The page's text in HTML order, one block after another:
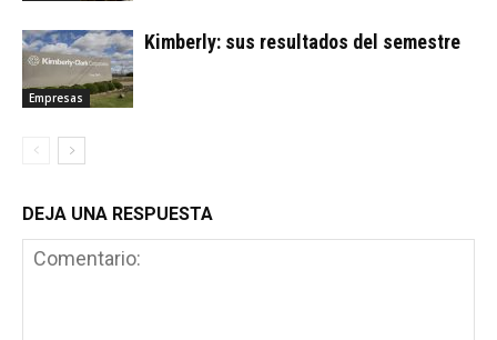
Empresas
Kimberly: sus resultados del semestre
DEJA UNA RESPUESTA